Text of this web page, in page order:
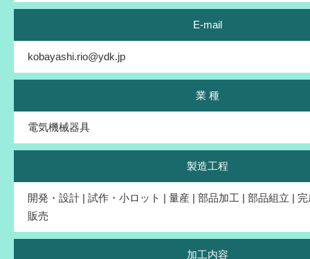
E-mail
kobayashi.rio@ydk.jp
業 種
電気機械器具
製造工程
開発・設計 | 試作・小ロット | 量産 | 部品加工 | 部品組立 |
販売
加工内容